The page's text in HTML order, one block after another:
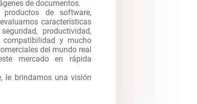
de documentos.
de software,
características
productividad,
compatibilidad y mucho
del mundo real
mercado en rápida
le brindamos una visión